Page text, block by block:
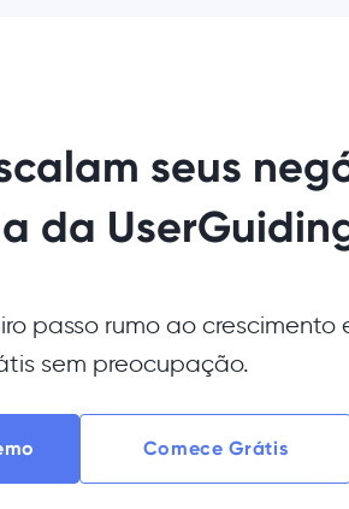
seus
da
passo rumo ao crescimento
sem preocupação.
Comece Grátis